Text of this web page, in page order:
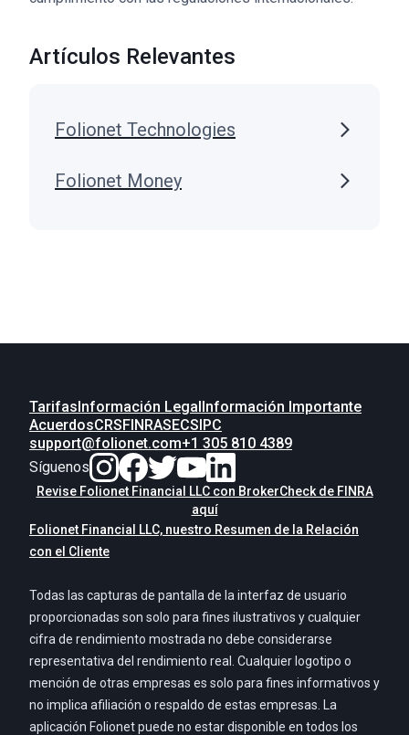
Artículos Relevantes
Folionet Technologies
Folionet Money
TarifasInformación LegalInformación Importante
AcuerdosCRSFINRASECSIPC
support@folionet.com+1 305 810 4389
Síguenos
Revise Folionet Financial LLC con BrokerCheck de FINRA
aquí
Folionet Financial LLC, nuestro Resumen de la Relación
con el Cliente
Todas las capturas de pantalla de la interfaz de usuario
proporcionadas son solo para fines ilustrativos y cualquier
cifra de rendimiento mostrada no debe considerarse
representativa del rendimiento real. Cualquier logotipo o
mención de otras empresas es solo para fines informativos y
no implica afiliación o respaldo de estas empresas. La
aplicación Folionet puede no estar disponible en todos los